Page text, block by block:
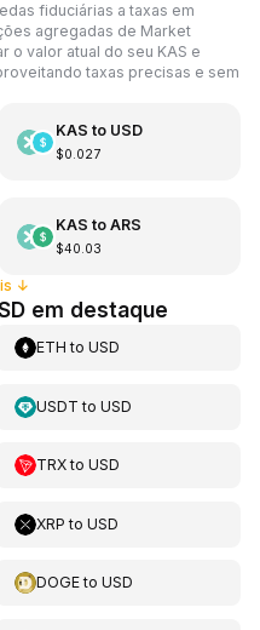
fiduciárias a taxas em
agregadas de Market
o valor atual do seu KAS e
taxas precisas e sem
KAS to USD
$0.027
KAS to ARS
$40.03
↓
em destaque
ETH toUSD
USDT toUSD
TRXtoUSD
XRP toUSD
DOGEtoUSD